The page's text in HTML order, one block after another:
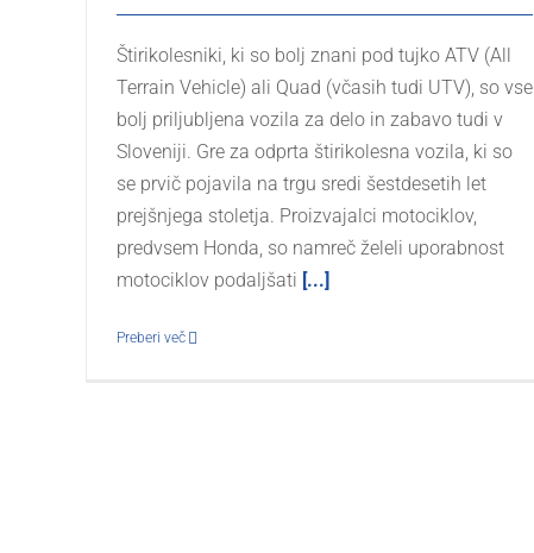
Štirikolesniki, ki so bolj znani pod tujko ATV (All
Terrain Vehicle) ali Quad (včasih tudi UTV), so vse
bolj priljubljena vozila za delo in zabavo tudi v
Sloveniji. Gre za odprta štirikolesna vozila, ki so
se prvič pojavila na trgu sredi šestdesetih let
prejšnjega stoletja. Proizvajalci motociklov,
predvsem Honda, so namreč želeli uporabnost
motociklov podaljšati [...]
Preberi več